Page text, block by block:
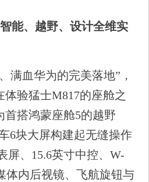
能、越野、设计全维实
满血华为的完美落地”，
验猛士M817的座舱之
首搭鸿蒙座舱5的越野
6块大屏构建起无缝操作
屏、15.6英寸中控、W-
体内后视镜、飞航旋钮与